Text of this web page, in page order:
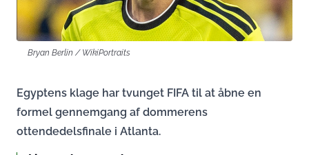
Bryan Berlin / WikiPortraits
Egyptens klage har tvunget FIFA til at åbne en
formel gennemgang af dommerens
ottendedelsfinale i Atlanta.